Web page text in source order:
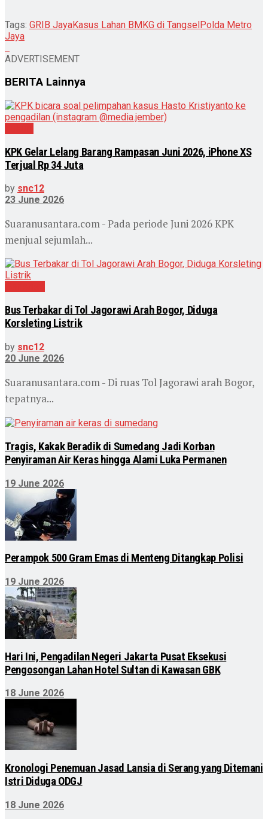
Tags: GRIB JayaKasus Lahan BMKG di TangselPolda Metro
Jaya
ADVERTISEMENT
BERITA Lainnya
KPK Gelar Lelang Barang Rampasan Juni 2026, iPhone XS
Terjual Rp 34 Juta
by snc12
23 June 2026
Suaranusantara.com - Pada periode Juni 2026 KPK
menjual sejumlah...
Bus Terbakar di Tol Jagorawi Arah Bogor, Diduga
Korsleting Listrik
by snc12
20 June 2026
Suaranusantara.com - Di ruas Tol Jagorawi arah Bogor,
tepatnya...
Tragis, Kakak Beradik di Sumedang Jadi Korban
Penyiraman Air Keras hingga Alami Luka Permanen
19 June 2026
Perampok 500 Gram Emas di Menteng Ditangkap Polisi
19 June 2026
Hari Ini, Pengadilan Negeri Jakarta Pusat Eksekusi
Pengosongan Lahan Hotel Sultan di Kawasan GBK
18 June 2026
Kronologi Penemuan Jasad Lansia di Serang yang Ditemani
Istri Diduga ODGJ
18 June 2026